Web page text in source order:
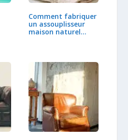
Comment fabriquer
un assouplisseur
maison naturel…